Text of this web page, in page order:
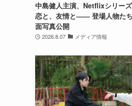
中島健人主演、Netflixシリー
恋と、友情と―― 登場人物た
面写真公開
2026.8.07 メディア情報